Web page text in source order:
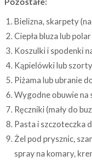
Bielizna, skarpety
Ciepła bluza lub polar
Koszulki i spodenki
Kąpielówki lub szorty
Piżama lub ubranie
Wygodne obuwie na
Ręczniki (mały do
Pasta i szczoteczka
Żel pod prysznic,
spray na komary,